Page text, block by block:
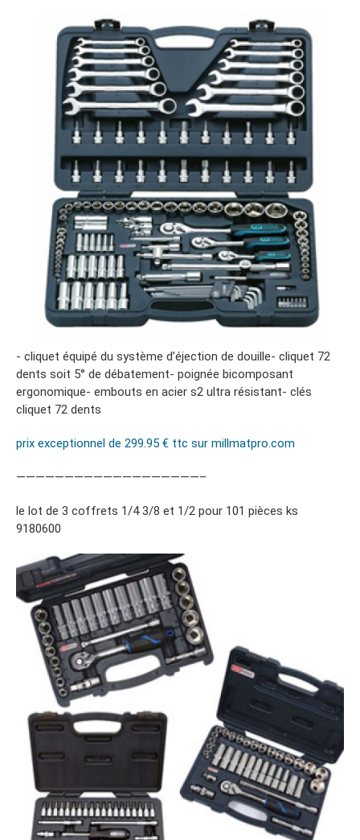
- cliquet équipé du système d’éjection de douille- cliquet 72
dents soit 5° de débatement- poignée bicomposant
ergonomique- embouts en acier s2 ultra résistant- clés
cliquet 72 dents
prix exceptionnel de 299.95 € ttc sur millmatpro.com
———————————————————–
le lot de 3 coffrets 1/4 3/8 et 1/2 pour 101 pièces ks
9180600